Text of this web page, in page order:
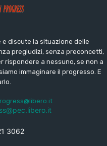
discute la situazione delle
pregiudizi, senza preconcetti,
rispondere a nessuno, se non a
immaginare il progresso. E
3062